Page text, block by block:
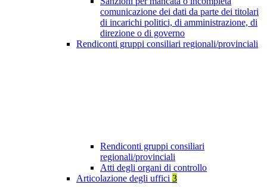
comunicazione dei dati da parte dei titolari
di incarichi politici, di amministrazione, di
direzione o di governo
Rendiconti gruppi consiliari regionali/provinciali
Rendiconti gruppi consiliari
regionali/provinciali
Atti degli organi di controllo
Articolazione degli uffici 3